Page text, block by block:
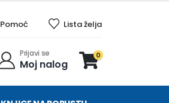
Pomoć Lista želja
Prijavi se
Moj nalog
0